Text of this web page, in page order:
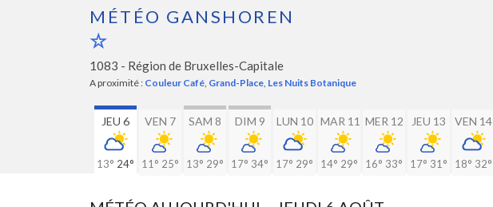
MÉTÉO GANSHOREN
1083 - Région de Bruxelles-Capitale
A proximité : Couleur Café, Grand-Place, Les Nuits Botanique
JEU 6
13° 24°
VEN 7
11° 25°
SAM 8
13° 29°
DIM 9
17° 34°
LUN 10
17° 29°
MAR 11
14° 29°
MER 12
16° 33°
JEU 13
17° 31°
VEN 14
18° 32°